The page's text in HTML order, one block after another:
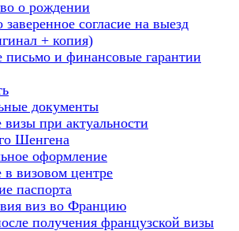
о рождении
согласие на выезд
+ копия)
письмо и финансовые гарантии
документы
при актуальности
Шенгена
оформление
визовом центре
паспорта
виз во Францию
получения французской визы